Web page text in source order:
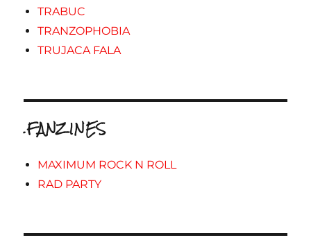
TRABUC
TRANZOPHOBIA
TRUJACA FALA
.FANZINES
MAXIMUM ROCK N ROLL
RAD PARTY